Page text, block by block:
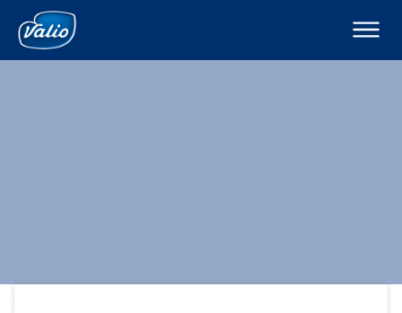
????????
????????
??????? ????????
? ???????????